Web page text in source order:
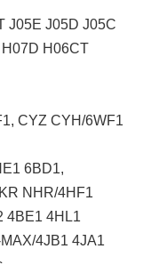
J05E J05D J05C
H06CT
CYZ CYH/6WF1
6BD1,
NHR/4HF1
4BE1 4HL1
4JB1 4JA1